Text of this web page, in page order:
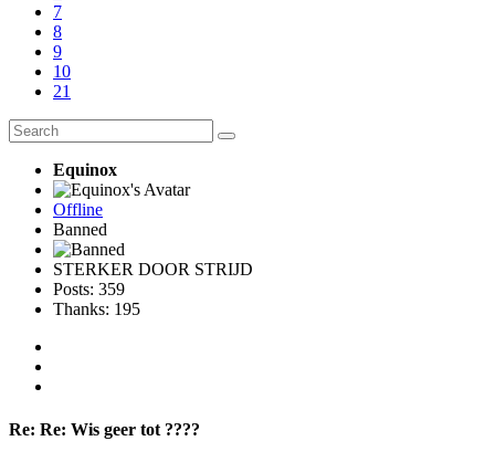
7
8
9
10
21
Equinox
Offline
Banned
STERKER DOOR STRIJD
Posts: 359
Thanks: 195
Re: Re: Wis geer tot ????